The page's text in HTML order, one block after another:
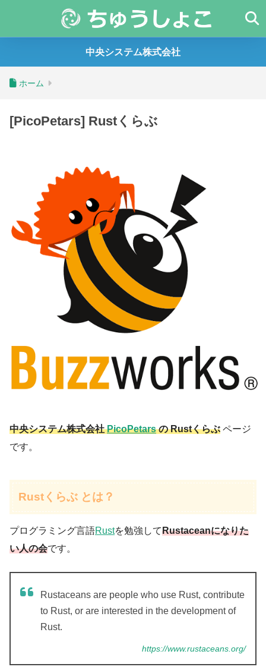
中央システム株式会社
ホーム
[PicoPetars] Rustくらぶ
中央システム株式会社PicoPetarsの Rustくらぶ ページ
です。
Rustくらぶ とは？
プログラミング言語Rustを勉強してRustaceanになりた
い人の会です。
Rustaceans are people who use Rust, contribute
to Rust, or are interested in the development of
Rust.
https://www.rustaceans.org/